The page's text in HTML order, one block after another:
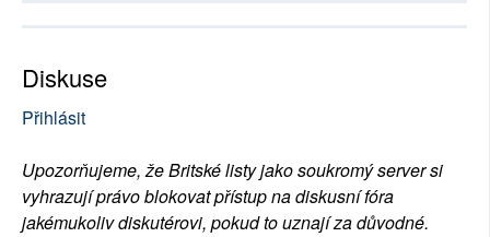
Diskuse
Přihlásit
Upozorňujeme, že Britské listy jako soukromý server si
vyhrazují právo blokovat přístup na diskusní fóra
jakémukoliv diskutérovi, pokud to uznají za důvodné.